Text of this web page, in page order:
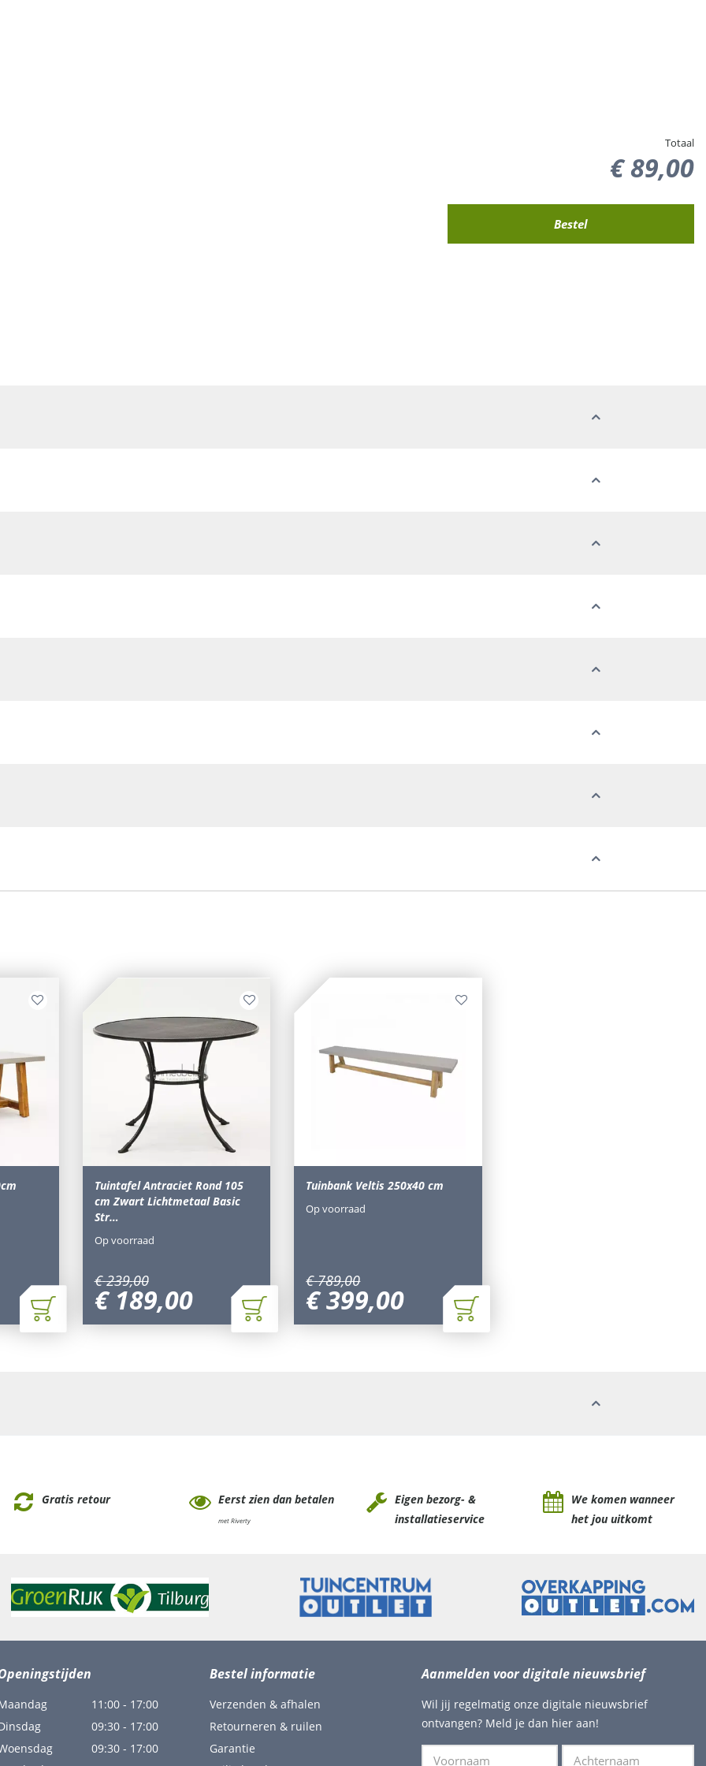
Totaal
€ 89,00
Tuintafel Antraciet Rond 105
cm Zwart Lichtmetaal Basic
Str…
€ 239,00
€ 189,00
Op voorraad
Tuinbank Veltis 250x40 cm
€ 789,00
€399,00
Op voorraad
Gratis retour Eerst zien dan betalen
met Riverty
Eigen bezorg- &
installatieservice
We komen wanneer
het jou uitkomt
11:00 - 17:00
09:30 - 17:00
09:30 - 17:00
Bestel informatie
Verzenden & afhalen
Retourneren & ruilen
Garantie
Aanmelden voor digitale nieuwsbrief
Wil jij regelmatig onze digitale nieuwsbrief
ontvangen? Meld je dan hier aan!